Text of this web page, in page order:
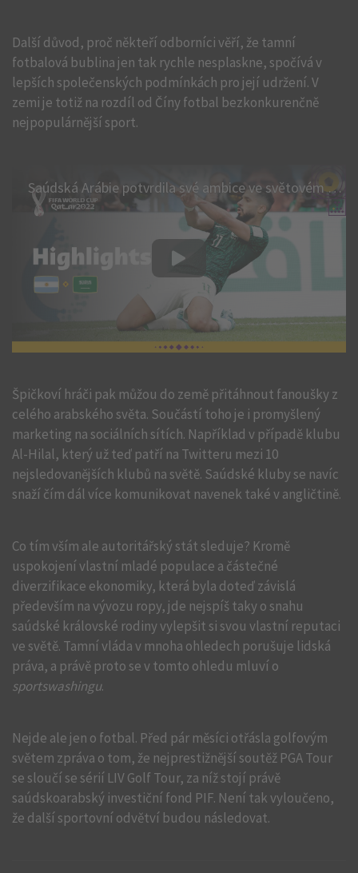
Další důvod, proč někteří odborníci věří, že tamní
fotbalová bublina jen tak rychle nesplaskne, spočívá v
lepších společenských podmínkách pro její udržení. V
zemi je totiž na rozdíl od Číny fotbal bezkonkurenčně
nejpopulárnější sport.
Saúdská Arábie potvrdila své ambice ve světovém fotbale, když dokázala na mistrovství světa jako jediná porazit Argentinu.
Špičkoví hráči pak můžou do země přitáhnout fanoušky z
celého arabského světa. Součástí toho je i promyšlený
marketing na sociálních sítích. Například v případě klubu
Al-Hilal, který už teď patří na Twitteru mezi 10
nejsledovanějších klubů na světě. Saúdské kluby se navíc
snaží čím dál více komunikovat navenek také v angličtině.
Co tím vším ale autoritářský stát sleduje? Kromě
uspokojení vlastní mladé populace a částečné
diverzifikace ekonomiky, která byla doteď závislá
především na vývozu ropy, jde nejspíš taky o snahu
saúdské královské rodiny vylepšit si svou vlastní reputaci
ve světě. Tamní vláda v mnoha ohledech porušuje lidská
práva, a právě proto se v tomto ohledu mluví o
sportswashingu.
Nejde ale jen o fotbal. Před pár měsíci otřásla golfovým
světem zpráva o tom, že nejprestižnější soutěž PGA Tour
se sloučí se sérií LIV Golf Tour, za níž stojí právě
saúdskoarabský investiční fond PIF. Není tak vyloučeno,
že další sportovní odvětví budou následovat.